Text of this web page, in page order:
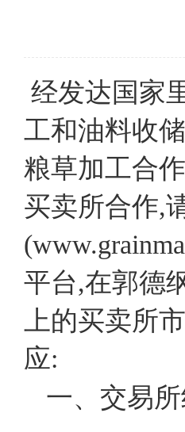
经发达国家
工和油料收
粮草加工合
买卖所合作,
平台,在郭德
上的买卖所
应:
一、交易